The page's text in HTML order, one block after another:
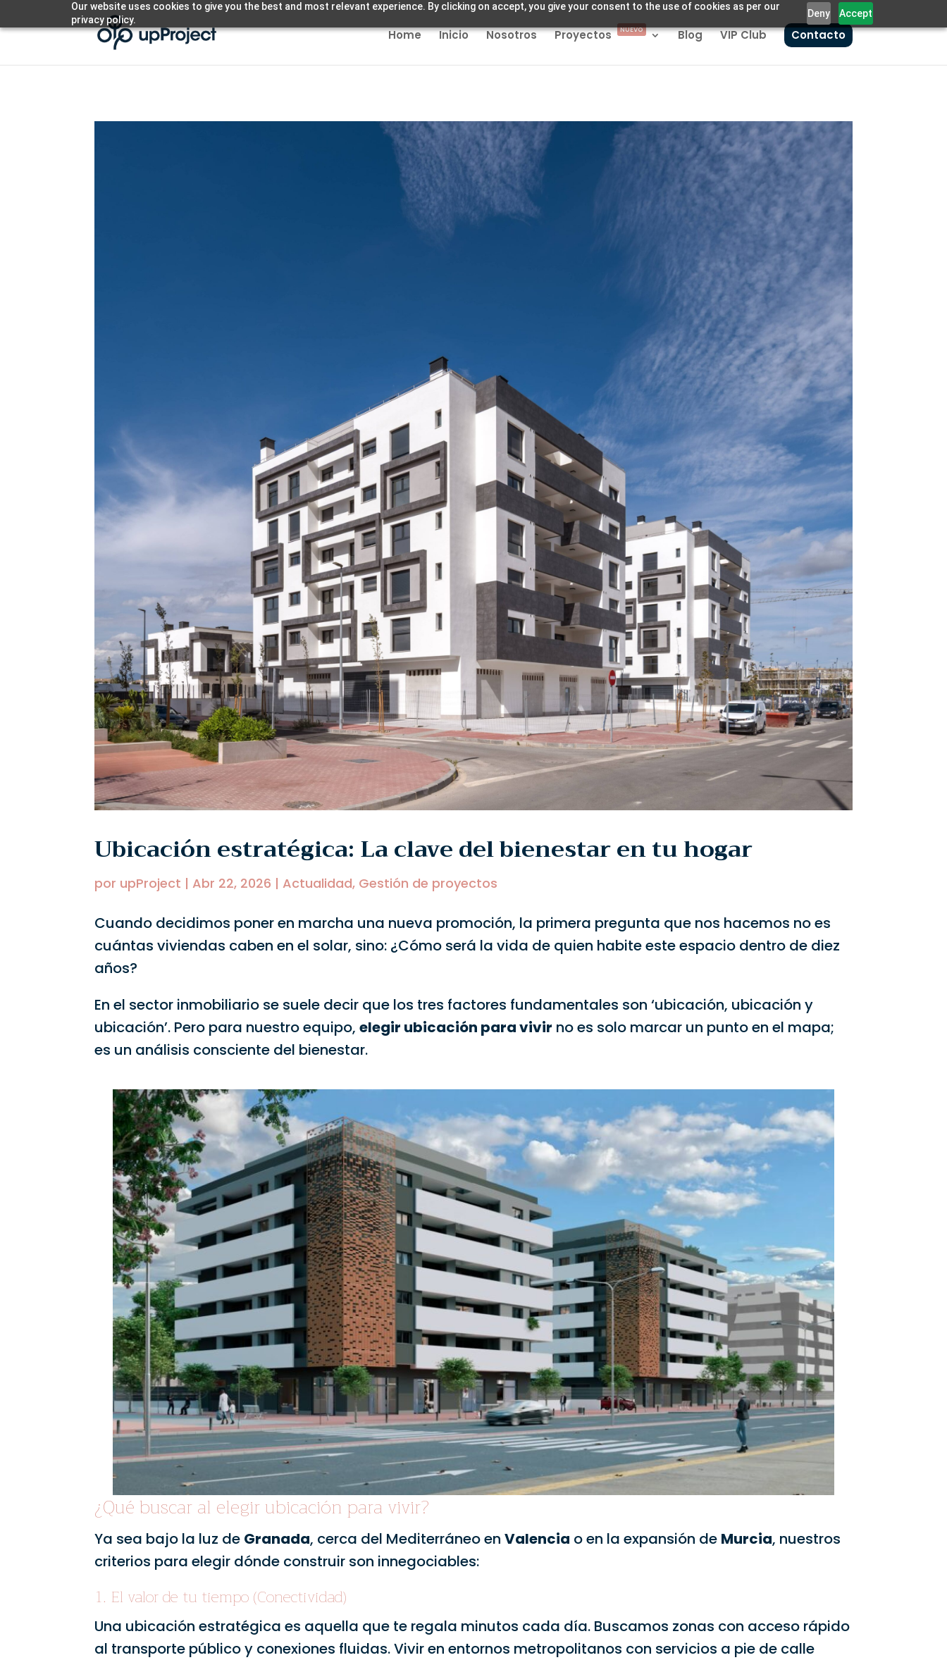
Our website uses cookies to give you the best and most relevant experience. By clicking on accept, you give your consent to the use of cookies as per our
privacy policy.
Deny Accept
Home Inicio Nosotros Proyectos NUEVO Blog VIP Club Contacto
Ubicación estratégica: La clave del bienestar en tu hogar
por upProject |Abr 22, 2026 |Actualidad, Gestión de proyectos
Cuando decidimos poner en marcha una nueva promoción, la primera pregunta que nos hacemos no es
cuántas viviendas caben en el solar, sino: ¿Cómo será la vida de quien habite este espacio dentro de diez
años?
En el sector inmobiliario se suele decir que los tres factores fundamentales son ‘ubicación, ubicación y
ubicación’. Pero para nuestro equipo,elegir ubicación para vivir no es solo marcar un punto en el mapa;
es un análisis consciente del bienestar.
¿Qué buscar al elegir ubicación para vivir?
Ya sea bajo la luz de Granada, cerca del Mediterráneo enValencia o en la expansión de Murcia, nuestros
criterios para elegir dónde construir son innegociables:
1. El valor de tu tiempo (Conectividad)
Una ubicación estratégica es aquella que te regala minutos cada día. Buscamos zonas con acceso rápido
al transporte público y conexiones fluidas. Vivir en entornos metropolitanos con servicios a pie de calle